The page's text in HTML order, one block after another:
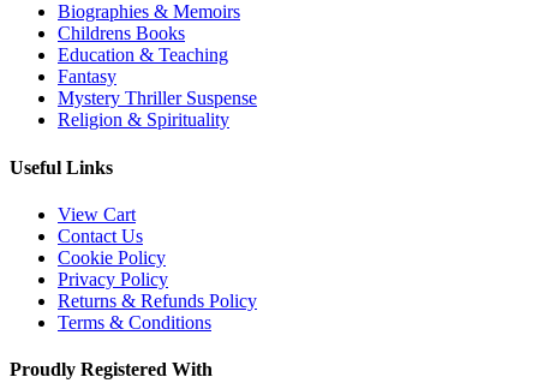
Biographies & Memoirs
Childrens Books
Education & Teaching
Fantasy
Mystery Thriller Suspense
Religion & Spirituality
Useful Links
View Cart
Contact Us
Cookie Policy
Privacy Policy
Returns & Refunds Policy
Terms & Conditions
Proudly Registered With